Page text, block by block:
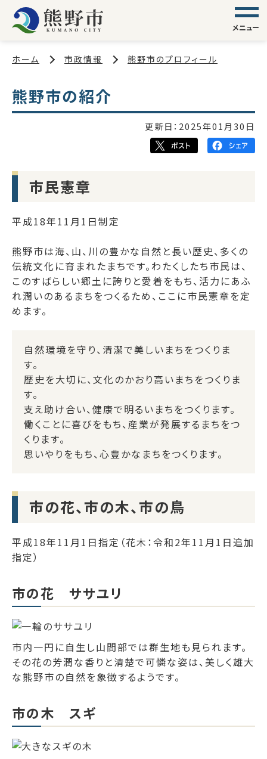
メニュー
ホーム 市政情報 熊野市のプロフィール
熊野市の紹介
更新日： 2025年01月30日
市民憲章
平成18年11月1日制定
熊野市は海、山、川の豊かな自然と長い歴史、多くの
伝統文化に育まれたまちです。わたくしたち市民は、
このすばらしい郷土に誇りと愛着をもち、活力にあふ
れ潤いのあるまちをつくるため、ここに市民憲章を定
めます。
自然環境を守り、清潔で美しいまちをつくりま
す。
歴史を大切に、文化のかおり高いまちをつくりま
す。
支え助け合い、健康で明るいまちをつくります。
働くことに喜びをもち、産業が発展するまちをつ
くります。
思いやりをもち、心豊かなまちをつくります。
市の花、市の木、市の鳥
平成18年11月1日指定（花木：令和2年11月1日追加
指定）
市の花 ササユリ
市内一円に自生し山間部では群生地も見られます。
その花の芳潤な香りと清楚で可憐な姿は、美しく雄大
な熊野市の自然を象徴するようです。
市の木 スギ